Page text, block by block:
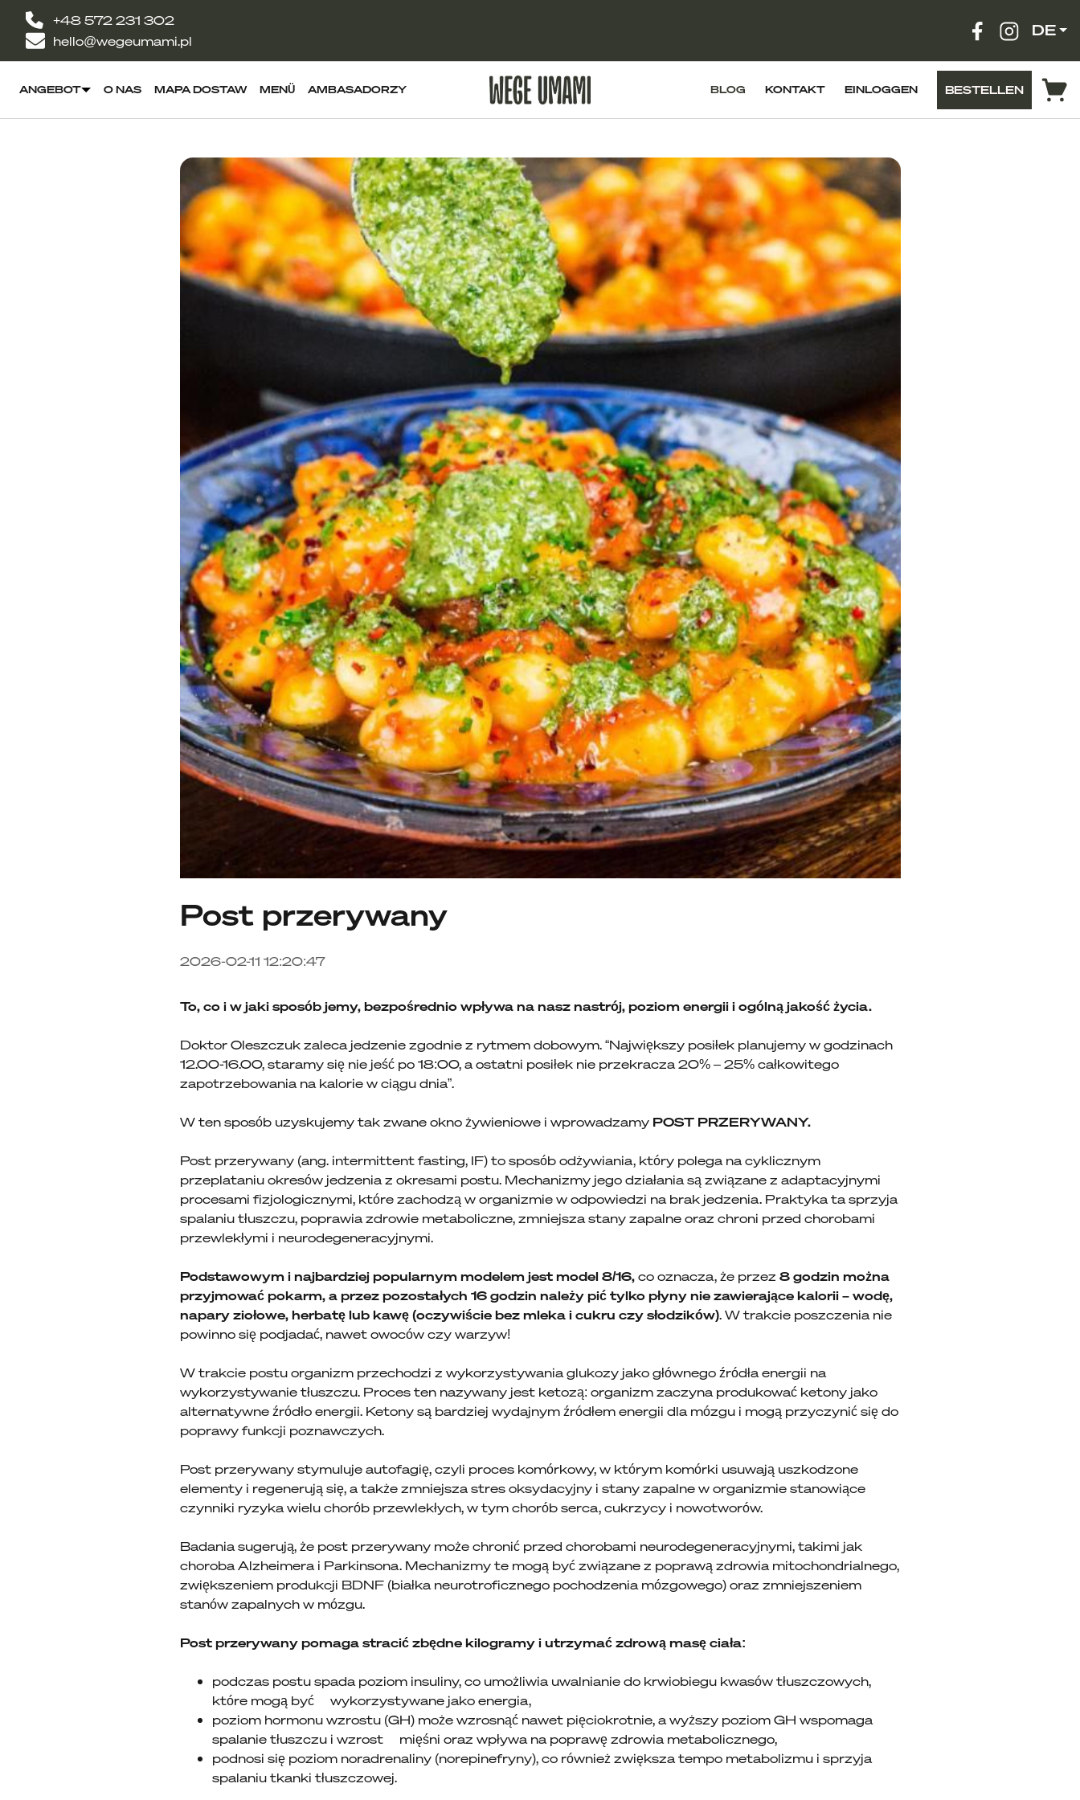
+48 572 231 302
hello@wegeumami.pl
DE
ANGEBOT O NAS MAPA DOSTAW MENÜ AMBASADORZY BLOG KONTAKT EINLOGGEN BESTELLEN
Post przerywany
2026-02-11 12:20:47
To, co i w jaki sposób jemy, bezpośrednio wpływa na nasz nastrój, poziom energii i ogólną jakość życia.
Doktor Oleszczuk zaleca jedzenie zgodnie z rytmem dobowym. “Największy posiłek planujemy w godzinach
12.00-16.00, staramy się nie jeść po 18:00, a ostatni posiłek nie przekracza 20% – 25% całkowitego
zapotrzebowania na kalorie w ciągu dnia”.
W ten sposób uzyskujemy tak zwane okno żywieniowe i wprowadzamy POST PRZERYWANY.
Post przerywany (ang. intermittent fasting, IF) to sposób odżywiania, który polega na cyklicznym
przeplataniu okresów jedzenia z okresami postu. Mechanizmy jego działania są związane z adaptacyjnymi
procesami fizjologicznymi, które zachodzą w organizmie w odpowiedzi na brak jedzenia. Praktyka ta sprzyja
spalaniu tłuszczu, poprawia zdrowie metaboliczne, zmniejsza stany zapalne oraz chroni przed chorobami
przewlekłymi i neurodegeneracyjnymi.
Podstawowym i najbardziej popularnym modelem jest model 8/16,co oznacza, że przez 8 godzin można
przyjmować pokarm, a przez pozostałych 16 godzin należy pić tylko płyny nie zawierające kalorii – wodę,
napary ziołowe, herbatę lub kawę (oczywiście bez mleka i cukru czy słodzików). W trakcie poszczenia nie
powinno się podjadać, nawet owoców czy warzyw!
W trakcie postu organizm przechodzi z wykorzystywania glukozy jako głównego źródła energii na
wykorzystywanie tłuszczu. Proces ten nazywany jest ketozą: organizm zaczyna produkować ketony jako
alternatywne źródło energii. Ketony są bardziej wydajnym źródłem energii dla mózgu i mogą przyczynić się do
poprawy funkcji poznawczych.
Post przerywany stymuluje autofagię, czyli proces komórkowy, w którym komórki usuwają uszkodzone
elementy i regenerują się, a także zmniejsza stres oksydacyjny i stany zapalne w organizmie stanowiące
czynniki ryzyka wielu chorób przewlekłych, w tym chorób serca, cukrzycy i nowotworów.
Badania sugerują, że post przerywany może chronić przed chorobami neurodegeneracyjnymi, takimi jak
choroba Alzheimera i Parkinsona. Mechanizmy te mogą być związane z poprawą zdrowia mitochondrialnego,
zwiększeniem produkcji BDNF (białka neurotroficznego pochodzenia mózgowego) oraz zmniejszeniem
stanów zapalnych w mózgu.
Post przerywany pomaga stracić zbędne kilogramy i utrzymać zdrową masę ciała:
podczas postu spada poziom insuliny, co umożliwia uwalnianie do krwiobiegu kwasów tłuszczowych,
które mogą być wykorzystywane jako energia,
poziom hormonu wzrostu (GH) może wzrosnąć nawet pięciokrotnie, a wyższy poziom GH wspomaga
spalanie tłuszczu i wzrost mięśni oraz wpływa na poprawę zdrowia metabolicznego,
podnosi się poziom noradrenaliny (norepinefryny), co również zwiększa tempo metabolizmu i sprzyja
spalaniu tkanki tłuszczowej.